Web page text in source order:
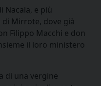
Nacala, e più
Mirrote, dove già
Filippo Macchi e don
il loro ministero
di una vergine